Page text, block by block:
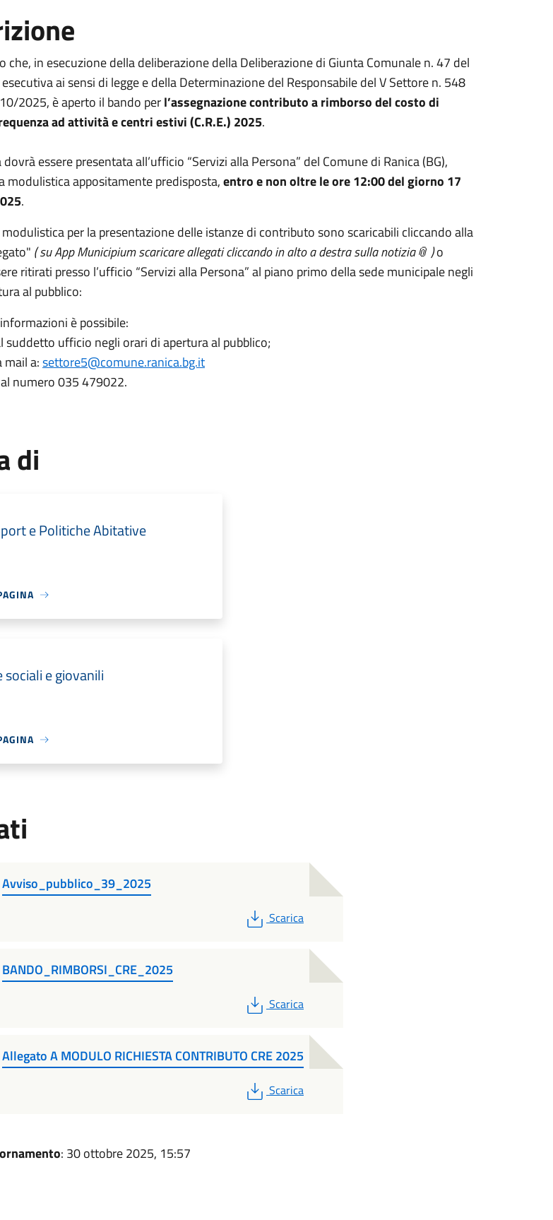
che, in esecuzione della deliberazione della Deliberazione di Giunta Comunale n. 47 del
ai sensi di legge e della Determinazione del Responsabile del V Settore n. 548
2025, è aperto il bando perl’assegnazione contributo a rimborso del costo di
ad attività e centri estivi (C.R.E.) 2025.
essere presentata all’ufficio “Servizi alla Persona” del Comune di Ranica (BG),
modulistica appositamente predisposta,entro e non oltre le ore 12:00 del giorno 17
.
per la presentazione delle istanze di contributo sono scaricabili cliccando alla
( su App Municipium scaricare allegati cliccando in alto a destra sulla notizia📎 )o
ritirati presso l’ufficio “Servizi alla Persona” al piano primo della sede municipale negli
al pubblico:
è possibile:
suddetto ufficio negli orari di apertura al pubblico;
a:settore5@comune.ranica.bg.it
numero 035 479022.
di
e Politiche Abitative
sociali e giovanili
Avviso_pubblico_39_2025
PDF
Scarica
BANDO_RIMBORSI_CRE_2025
PDF
Scarica
Allegato A MODULO RICHIESTA CONTRIBUTO CRE 2025
PDF
Scarica
: 30 ottobre 2025, 15:57